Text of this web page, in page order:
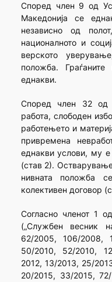
Според член 9 од
Македонија се
независно од
националното и
верското
положба.
еднакви.
Според член 32 од
работа, слободен
работењето и
привремена
еднакви услови, му
(став 2).
нивната положба
колективен договор
Согласно членот 1
(„Службен весник
62/2005, 106/2008,
50/2010, 52/2010,
2012, 13/2013, 25/
20/2015, 33/2015,